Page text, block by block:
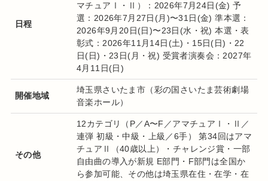
日程
マチュアⅠ・Ⅱ）：2026年7月24日(金) 予
選：2026年7月27日(月)〜31日(金) 準本選：
2026年9月20日(日)〜23日(水・祝) 本選・表
彰式：2026年11月14日(土)・15日(日)・22
日(日)・23日(月・祝) 受賞者演奏会：2027年
4月11日(日)
開催地域
埼玉県さいたま市（彩の国さいたま芸術劇場
音楽ホール）
その他
12カテゴリ（P／A〜F／アマチュアⅠ・Ⅱ／
連弾 初級・中級・上級／6手） 第34回はアマ
チュアⅡ（40歳以上）・チャレンジ賞・一部
自由曲の導入が新規 E部門・F部門は全国か
ら参加可能、その他は埼玉県在住・在学・在